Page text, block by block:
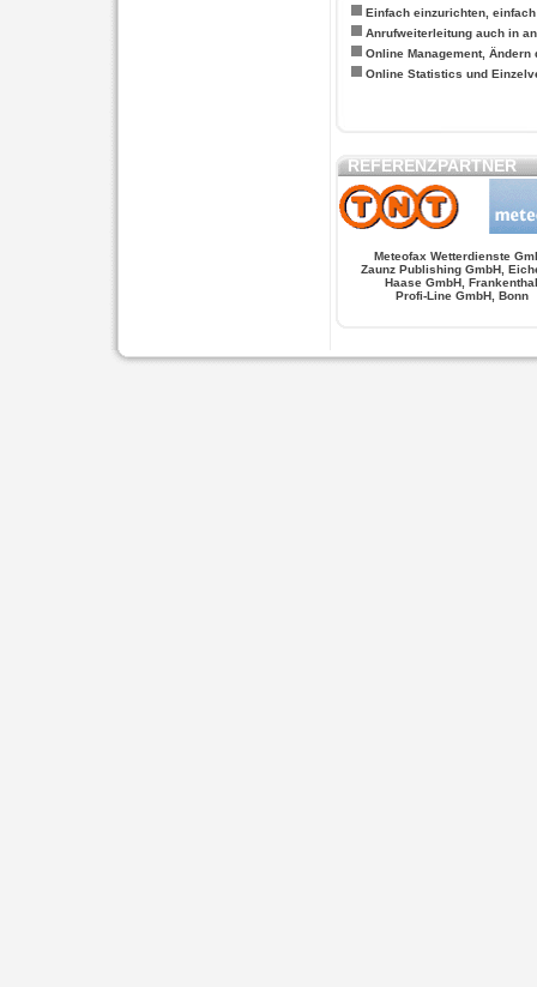
Einfach einzurichten,
Anrufweiterleitung auch in
Online Management, Ändern
Online Statistics und
REFERENZPARTNER
Meteofax Wetterdienste
Zaunz Publishing GmbH,
Haase GmbH, Frankenthal
Profi-Line GmbH, Bonn